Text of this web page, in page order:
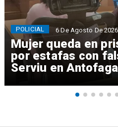
Mujer queda en
por estafas con
Serviu en
POLICIAL 6 De Agosto De 2026